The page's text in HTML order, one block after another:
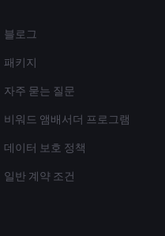
블로그
패키지
자주 묻는 질문
비워드 앰배서더 프로그램
데이터 보호 정책
일반 계약 조건